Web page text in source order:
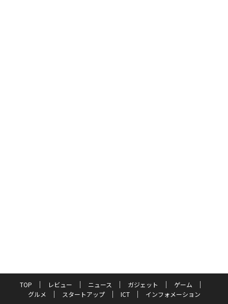
TOP レビュー ニュース ガジェット
ゲーム
グルメ
スタートアップ ICT インフォメーション